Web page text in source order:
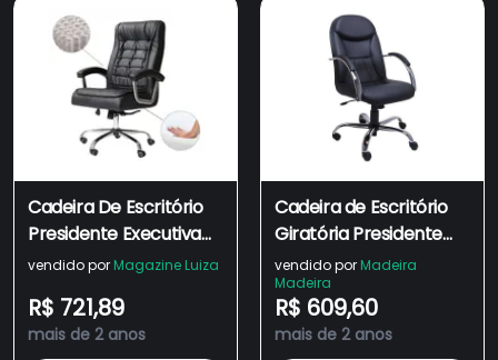
Cadeira De Escritório
Presidente Executiva
Big Com Molas
Giratória Preta - Preto
- Baba Shop
vendido por Magazine Luiza
R$ 721,89
mais de 2 anos
Cadeira de Escritório
Giratória Presidente
NR17 Ergonômica Day
Preta Base Cromada
Comprealegre
vendido por Madeira
Madeira
R$ 609,60
mais de 2 anos